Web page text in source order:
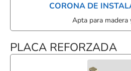
CORONA DE
Apta para madera
PLACA REFORZADA